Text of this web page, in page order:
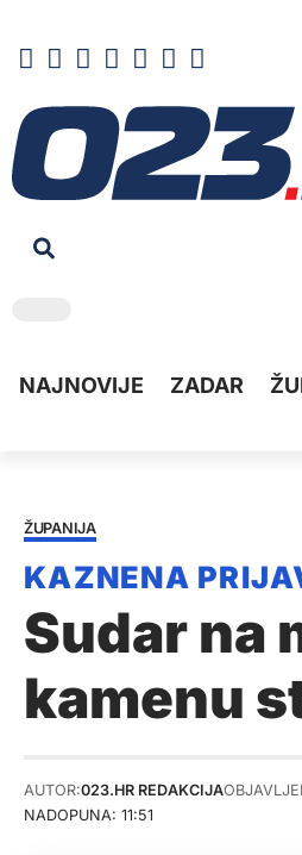
NAJNOVIJE ZADAR
ŽUPANIJA
Sudar na
kamenu
NADOPUNA: 11:51
AUTOR:023.HR REDAKCIJA